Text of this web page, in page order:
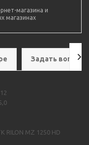
магазина и
магазинах
Задать вопрос
MZ 1250 HD